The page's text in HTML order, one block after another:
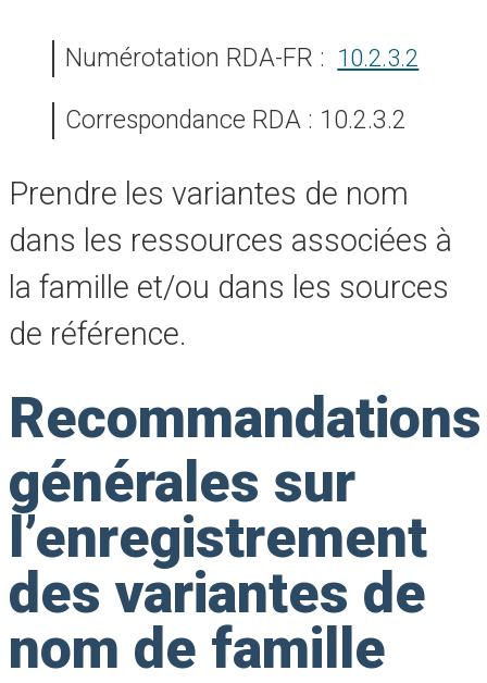
Numérotation RDA-FR : 10.2.3.2
Correspondance RDA : 10.2.3.2
Prendre les variantes de nom
dans les ressources associées à
la famille et/ou dans les sources
de référence.
Recommandations
générales sur
l’enregistrement
des variantes de
nom de famille